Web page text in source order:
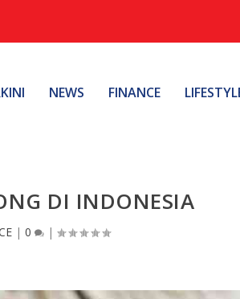
NEWS FINANCE
DI INDONESIA
| 0 |